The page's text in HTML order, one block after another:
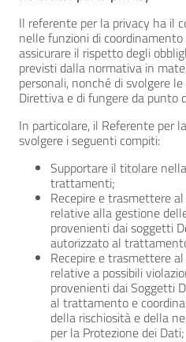
Il referente per la privacy ha il
nelle funzioni di
assicurare il rispetto degli
previsti dalla normativa in
personali, nonché di svolgere
Direttiva e di fungere da punto
In particolare, il Referente per
svolgere i seguenti compiti:
Supportare il titolare
trattamenti;
Recepire e trasmettere
relative alla gestione
provenienti dai soggetti
autorizzato al
Recepire e trasmettere
relative a possibili
provenienti dai Soggetti
al trattamento e
della rischiosità e della
per la Protezione dei Dati;